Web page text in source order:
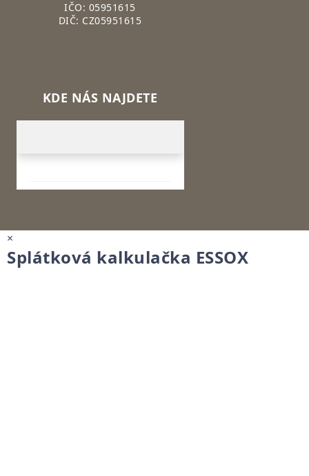
IČO: 05951615
DIČ: CZ05951615
KDE NÁS NAJDETE
×
Splátková kalkulačka ESSOX